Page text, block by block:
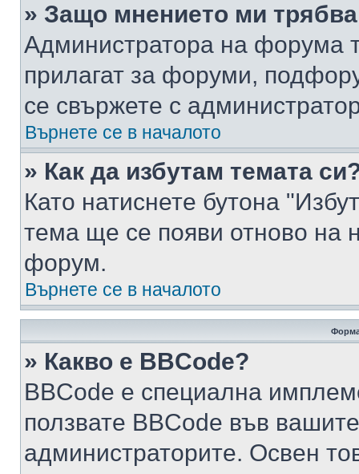
» Защо мнението ми
Администратора на форума
прилагат за форуми,
се свържете с
Върнете се в началото
» Как да избутам темата
Като натиснете бутона
тема ще се появи отново на
форум.
Върнете се в началото
» Какво е BBCode?
BBCode е специална
ползвате BBCode във
администраторите. Освен